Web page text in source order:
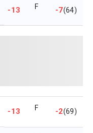
-13 F -7(64)
-13 F -2(69)